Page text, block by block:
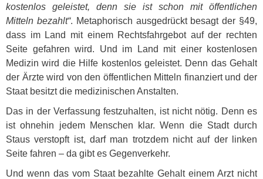
kostenlos geleistet, denn sie ist schon mit öffentlichen
Mitteln bezahlt“. Metaphorisch ausgedrückt besagt der §49,
dass im Land mit einem Rechtsfahrgebot auf der rechten
Seite gefahren wird. Und im Land mit einer kostenlosen
Medizin wird die Hilfe kostenlos geleistet. Denn das Gehalt
der Ärzte wird von den öffentlichen Mitteln finanziert und der
Staat besitzt die medizinischen Anstalten.
Das in der Verfassung festzuhalten, ist nicht nötig. Denn es
ist ohnehin jedem Menschen klar. Wenn die Stadt durch
Staus verstopft ist, darf man trotzdem nicht auf der linken
Seite fahren – da gibt es Gegenverkehr.
Und wenn das vom Staat bezahlte Gehalt einem Arzt nicht